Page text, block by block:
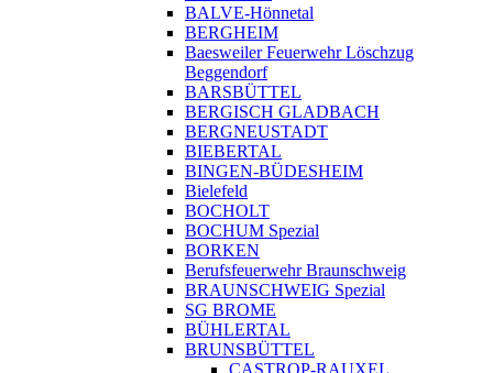
BALVE-Hönnetal
BERGHEIM
Baesweiler Feuerwehr Löschzug
Beggendorf
BARSBÜTTEL
BERGISCH GLADBACH
BERGNEUSTADT
BIEBERTAL
BINGEN-BÜDESHEIM
Bielefeld
BOCHOLT
BOCHUM Spezial
BORKEN
Berufsfeuerwehr Braunschweig
BRAUNSCHWEIG Spezial
SG BROME
BÜHLERTAL
BRUNSBÜTTEL
CASTROP-RAUXEL